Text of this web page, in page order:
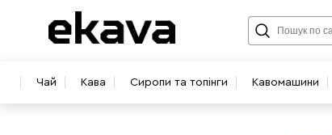
Чай Кава Сиропи та топінги Кавомашини